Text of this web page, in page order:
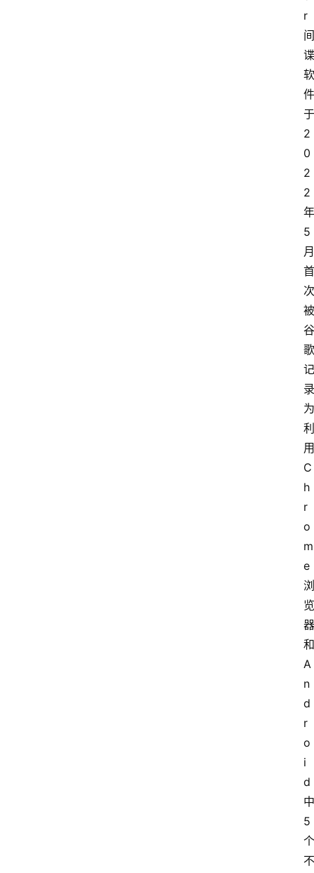
r
间
谍
软
件
于
2
0
2
2
年
5
月
首
次
被
谷
歌
记
录
为
利
用
C
h
r
o
m
e
浏
览
器
和
A
n
d
r
o
i
d
中
5
个
不